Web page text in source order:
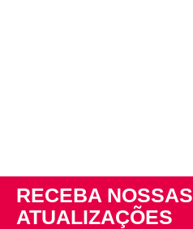
RECEBA NOSSAS
ATUALIZAÇÕES